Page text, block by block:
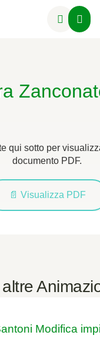
qui sotto per
documento PDF.
📄 Visualizza PDF
altre
Modifica